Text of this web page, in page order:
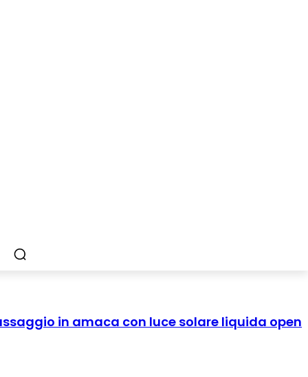
in amaca con luce solare liquida open